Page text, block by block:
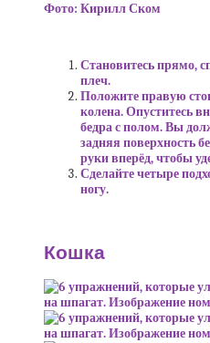
Фото: Кирилл Ском
Становитесь прямо,
плеч.
Положите правую
колена. Опуститесь
бедра с полом. Вы
задняя поверхность
руки вперёд, чтобы
Сделайте четыре
ногу.
Кошка